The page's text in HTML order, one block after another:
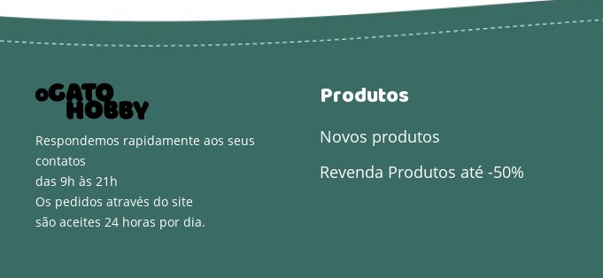
Respondemos rapidamente aos seus
contatos
das 9h às 21h
Os pedidos através do site
são aceites 24 horas por dia.
Produtos
Novos produtos
Revenda Produtos até -50%